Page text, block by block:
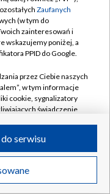
w likwidacji
Zaufanych
(w tym do
zainteresowań i
wskazujemy poniżej, a
PPID do Google.
przez Ciebie naszych
w tym informacje
cookie, sygnalizatory
świadczenie
przez Ciebie
IP, identyfikatory
serwisu